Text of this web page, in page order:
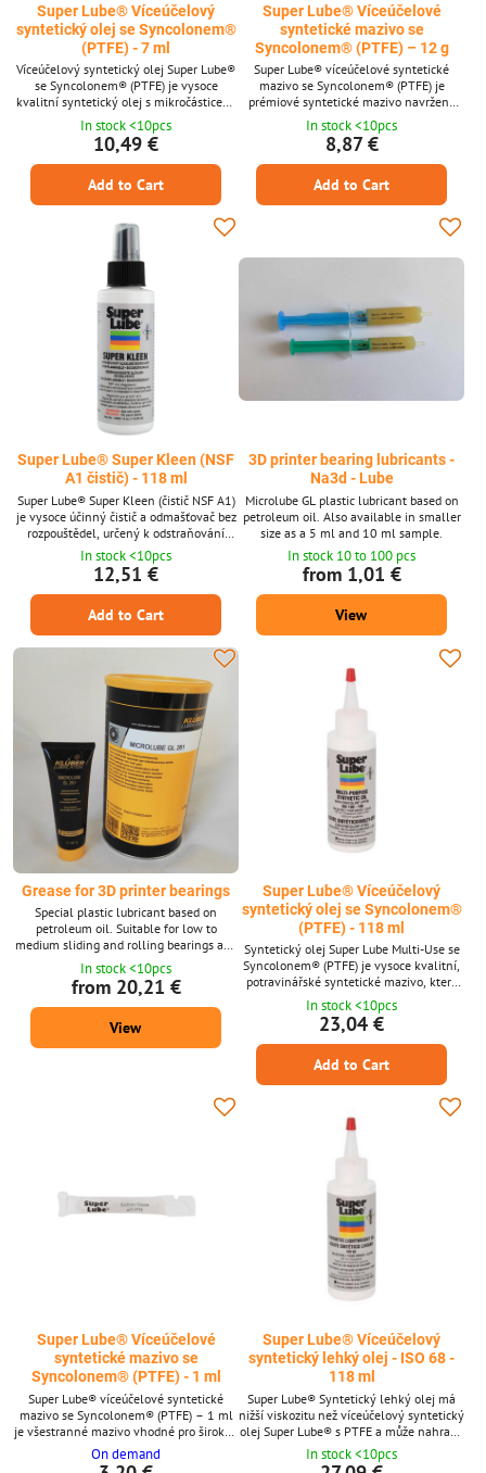
Super Lube® Víceúčelový
syntetický olej se Syncolonem®
(PTFE) - 7 ml
Víceúčelový syntetický olej Super Lube®
se Syncolonem® (PTFE) je vysoce
kvalitní syntetický olej s mikročásticemi
PTFE, které se vážou na pohyblivé
povrchy a poskytují dlouhotrvající
ochranu. Snižuje tření, opotřebení a
korozi, účinně funguje v širokém rozsahu
teplot (-43 °C až +232 °C) a je bezpečný
pro náhodný kontakt s potravinami a
citlivé součásti.Hlavní přednosti-
Syntetický olej s...
In stock <10pcs
10,49 €
Add to Cart
Super Lube® Víceúčelové
syntetické mazivo se
Syncolonem® (PTFE) – 12 g
Super Lube® víceúčelové syntetické
mazivo se Syncolonem® (PTFE) je
prémiové syntetické mazivo navržené
pro dlouhotrvající ochranu v náročných
aplikacích. Vyvinuto s přísadou
mikroprášku PTFE a syntetickými
základovými oleji, odolává opotřebení,
korozi a tření v širokém teplotním
potravinářské použití a vhodné pro stroje,
In stock <10pcs
8,87 €
Add to Cart
Super Lube® Super Kleen (NSF
A1 čistič) - 118 ml
Super Lube® Super Kleen (čistič NSF A1)
je vysoce účinný čistič a odmašťovač bez
rozpouštědel, určený k odstraňování
mastnoty, oleje, inkoustu a špíny z
prakticky jakéhokoli povrchu odolného
vodě. Díky potravinářské certifikaci NSF
A1 je vhodný pro použití v oblastech
zpracování potravin, přičemž je stále
dostatečně silný pro průmyslová zařízení
a přesné stroje.Hlavní
In stock <10pcs
12,51 €
Add to Cart
3D printer bearing lubricants -
Na3d - Lube
Microlube GL plastic lubricant based on
petroleum oil. Also available in smaller
size as a 5 ml and 10 ml sample.
In stock 10 to 100 pcs
from 1,01 €
View
Grease for 3D printer bearings
Special plastic lubricant based on
petroleum oil. Suitable for low to
medium sliding and rolling bearings and
light movements and vibrations.
Microlube GL plastic lubricant in 40 g or
1 kg. (The product can be ordered after 1
piece, the photo is only illustrative.)
In stock <10pcs
from 20,21 €
View
Super Lube® Víceúčelový
syntetický olej se Syncolonem®
(PTFE) - 118 ml
Syntetický olej Super Lube Multi-Use se
Syncolonem® (PTFE) je vysoce kvalitní,
potravinářské syntetické mazivo, které
se váže na povrchy pohyblivých částí,
aby snížilo tření, opotřebení, rez a korozi,
čímž prodlužuje životnost zařízení.
Spolehlivě funguje v širokém rozsahu
teplot, je bezpečný na různých
materiálech a ideální pro použití v
In stock <10pcs
23,04 €
Add to Cart
Super Lube® Víceúčelové
syntetické mazivo se
Syncolonem® (PTFE) - 1 ml
Super Lube® víceúčelové syntetické
mazivo se Syncolonem® (PTFE) – 1 ml
je všestranné mazivo vhodné pro širokou
škálu použití. Malé 1 ml balení je
vhodné pro přesné použití, zajišťuje
On demand
Super Lube® Víceúčelový
syntetický lehký olej - ISO 68 -
118 ml
Super Lube® Syntetický lehký olej má
nižší viskozitu než víceúčelový syntetický
olej Super Lube® s PTFE a může nahradit
konvenční oleje o viskozitě 8–10 cSt. Je
ideální pro stříkání, kapání a jako
In stock <10pcs